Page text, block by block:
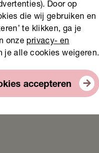
Door op
die wij gebruiken en
te klikken, ga je
onze privacy- en
je alle cookies weigeren.
accepteren